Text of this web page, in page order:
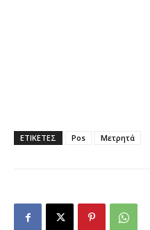
ΕΤΙΚΕΤΕΣ Pos Μετρητά